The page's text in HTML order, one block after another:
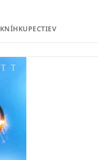
KNÍHKUPECTIEV